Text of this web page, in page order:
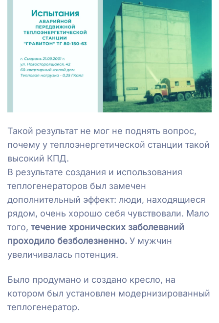
Такой результат не мог не поднять вопрос,
почему у теплоэнергетической станции такой
высокий КПД.
В результате создания и использования
теплогенераторов был замечен
дополнительный эффект: люди, находящиеся
рядом, очень хорошо себя чувствовали. Мало
того, течение хронических заболеваний
проходило безболезненно. У мужчин
увеличивалась потенция.
Было продумано и создано кресло, на
котором был установлен модернизированный
теплогенератор.